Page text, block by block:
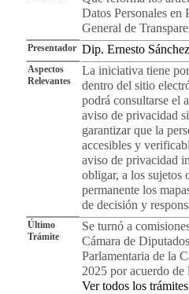
Datos Personales en
General de
Presentador Dip. Ernesto
Aspectos
Relevantes
La iniciativa tiene
dentro del sitio
podrá consultarse el
aviso de privacidad
garantizar que la
accesibles y
aviso de privacidad
obligar, a los sujetos
permanente los
de decisión y
Último
Trámite
Se turnó a
Cámara de
Parlamentaria de la
2025 por acuerdo
Ver todos los trámites